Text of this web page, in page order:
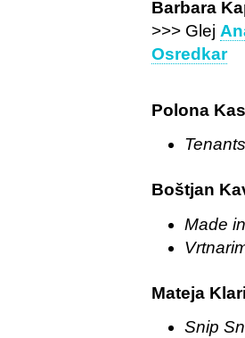
Barbara
>>> Glej
Osredkar
Polona
Tenants
Boštjan
Made
Mateja
Snip